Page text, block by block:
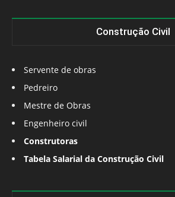
Construção Civil
Servente de obras
Pedreiro
Mestre de Obras
Engenheiro civil
Construtoras
Tabela Salarial da Construção Civil